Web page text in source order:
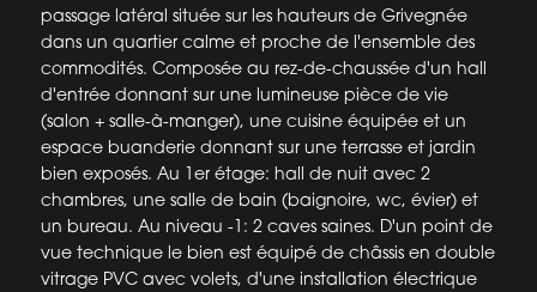
passage latéral située sur les hauteurs de Grivegnée
dans un quartier calme et proche de l'ensemble des
commodités. Composée au rez-de-chaussée d'un hall
d'entrée donnant sur une lumineuse pièce de vie
(salon + salle-à-manger), une cuisine équipée et un
espace buanderie donnant sur une terrasse et jardin
bien exposés. Au 1er étage: hall de nuit avec 2
chambres, une salle de bain (baignoire, wc, évier) et
un bureau. Au niveau -1: 2 caves saines. D'un point de
vue technique le bien est équipé de châssis en double
vitrage PVC avec volets, d'une installation électrique